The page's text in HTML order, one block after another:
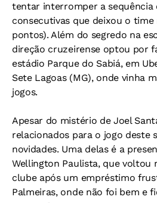
tentar interromper a
consecutivas que deixou o time
pontos). Além do segredo na
direção cruzeirense optou por
estádio Parque do Sabiá, em
Sete Lagoas (MG), onde vinha
jogos.
Apesar do mistério de Joel
relacionados para o jogo deste
novidades. Uma delas é a
Wellington Paulista, que voltou
clube após um empréstimo
Palmeiras, onde não foi bem e